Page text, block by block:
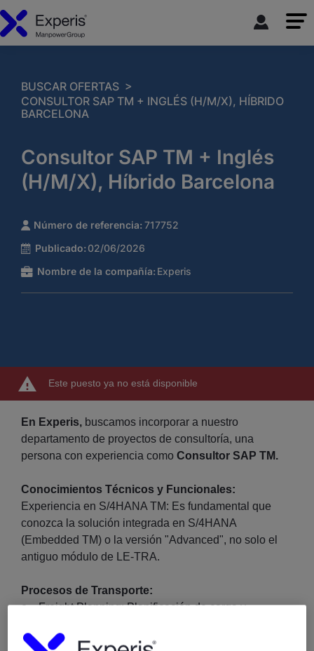
BUSCAR OFERTAS >
CONSULTOR SAP TM + INGLÉS (H/M/X), HÍBRIDO
BARCELONA
Consultor SAP TM + Inglés
(H/M/X), Híbrido Barcelona
Número de referencia: 717752
Publicado: 02/06/2026
Nombre de la compañía: Experis
Este puesto ya no está disponible
En Experis, buscamos incorporar a nuestro
departamento de proyectos de consultoría, una
persona con experiencia como Consultor SAP TM.
Conocimientos Técnicos y Funcionales:
Experiencia en S/4HANA TM: Es fundamental que
conozca la solución integrada en S/4HANA
(Embedded TM) o la versión "Advanced", no solo el
antiguo módulo de LE-TRA.
Procesos de Transporte:
o Freight Planning: Planificación de carga y
o Freight Execution: Gestión de órdenes de